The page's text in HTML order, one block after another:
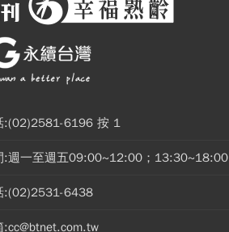
:(02)2581-6196 按 1
:週一至週五09:00~12:00；13:30~18:00
:(02)2531-6438
:cc@btnet.com.tw